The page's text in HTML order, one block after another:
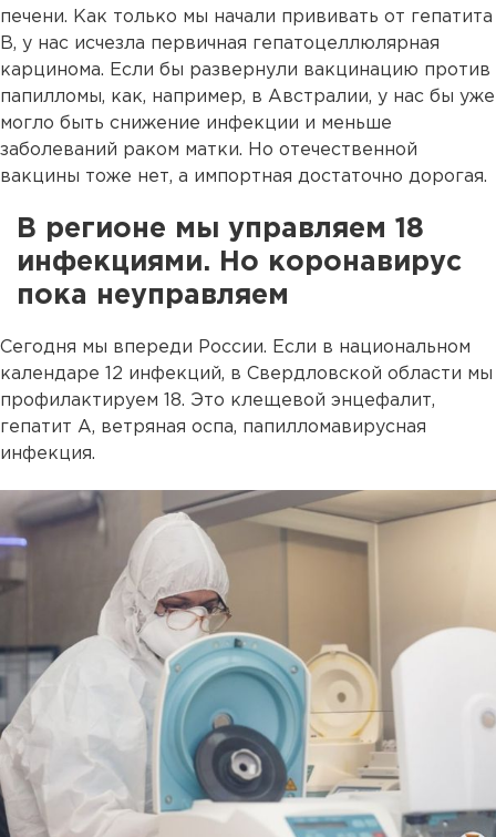
печени. Как только мы начали прививать от гепатита
В, у нас исчезла первичная гепатоцеллюлярная
карцинома. Если бы развернули вакцинацию против
папилломы, как, например, в Австралии, у нас бы уже
могло быть снижение инфекции и меньше
заболеваний раком матки. Но отечественной
вакцины тоже нет, а импортная достаточно дорогая.
В регионе мы управляем 18
инфекциями. Но коронавирус
пока неуправляем
Сегодня мы впереди России. Если в национальном
календаре 12 инфекций, в Свердловской области мы
профилактируем 18. Это клещевой энцефалит,
гепатит А, ветряная оспа, папилломавирусная
инфекция.